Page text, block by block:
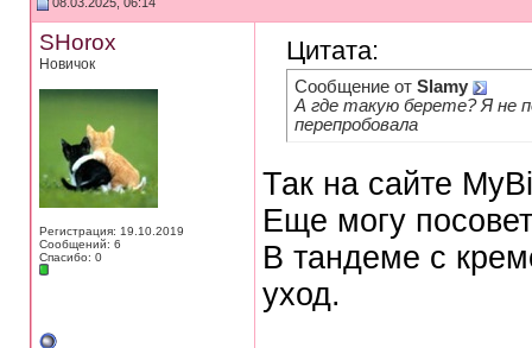
SHorox
Новичок
Регистрация: 19.10.2019
Сообщений: 6
Спасибо: 0
Цитата:
Сообщение от Slamy
А где такую берете? Я не
перепробовала
Так на сайте
Еще могу
В тандеме с
уход.